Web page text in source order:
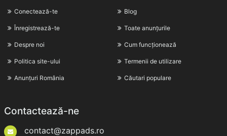
Conectează-te
Înregistrează-te
Despre noi
Politica site-ului
Anunțuri România
Blog
Toate anunțurile
Cum funcționează
Termenii de utilizare
Căutari populare
Contactează-ne
contact@zappads.ro